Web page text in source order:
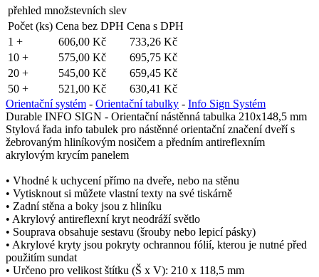
přehled množstevních slev
Počet (ks) Cena bez DPH Cena s DPH
1 +
606,00 Kč
733,26 Kč
10 +
575,00 Kč
695,75 Kč
20 +
545,00 Kč
659,45 Kč
50 +
521,00 Kč
630,41 Kč
Orientační systém - Orientační tabulky - Info Sign Systém
Durable INFO SIGN - Orientační nástěnná tabulka 210x148,5 mm
Stylová řada info tabulek pro nástěnné orientační značení dveří s
žebrovaným hliníkovým nosičem a předním antireflexním
akrylovým krycím panelem
• Vhodné k uchycení přímo na dveře, nebo na stěnu
• Vytisknout si můžete vlastní texty na své tiskárně
• Zadní stěna a boky jsou z hliníku
• Akrylový antireflexní kryt neodráží světlo
• Souprava obsahuje sestavu (šrouby nebo lepicí pásky)
• Akrylové kryty jsou pokryty ochrannou fólií, kterou je nutné před
použitím sundat
• Určeno pro velikost štítku (Š x V): 210 x 118,5 mm